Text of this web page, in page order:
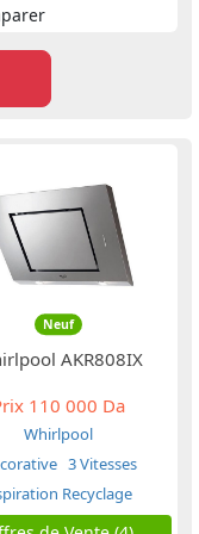
Neuf
AKR808IX
110 000 Da
Whirlpool
3 Vitesses
Recyclage